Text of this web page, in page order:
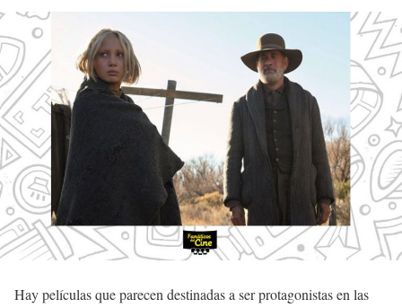
Hay películas que parecen destinadas a ser protagonistas en las